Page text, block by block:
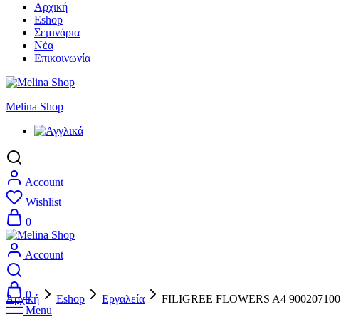
Αρχική
Eshop
Σεμινάρια
Νέα
Επικοινωνία
Melina Shop
Account
Wishlist
0
Account
0
Menu
Αρχική Eshop Εργαλεία FILIGREE FLOWERS A4 900207100